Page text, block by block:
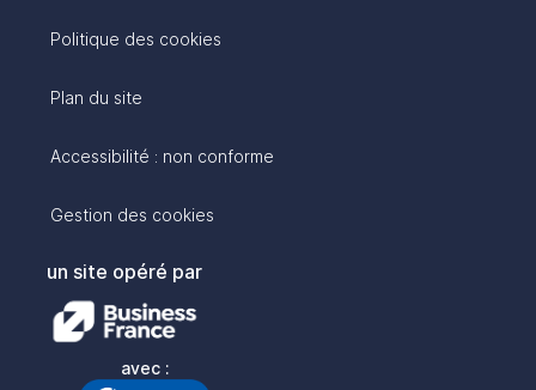
Politique des cookies
Plan du site
Accessibilité : non conforme
Gestion des cookies
un site opéré par
avec :